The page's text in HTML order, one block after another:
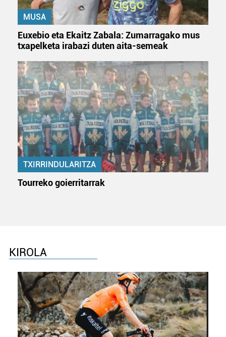
MUSA
Euxebio eta Ekaitz Zabala: Zumarragako mus
txapelketa irabazi duten aita-semeak
TXIRRINDULARITZA
Tourreko goierritarrak
KIROLA